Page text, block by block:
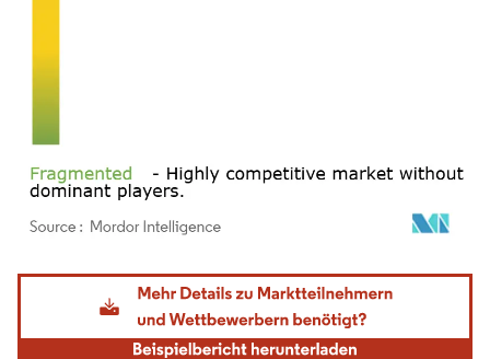
Bild © Mordor Intelligence. Wiederverwendung erfordert Namensnennung gemäß